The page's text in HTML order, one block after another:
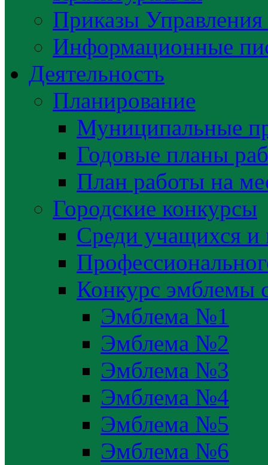
Приказы Управления
Информационные
Деятельность
Планирование
Муниципальные
Годовые планы
План работы на
Городские конкурсы
Среди учащихся и
Конкурс эмблемы
Эмблема №1
Эмблема №2
Эмблема №3
Эмблема №4
Эмблема №5
Эмблема №6